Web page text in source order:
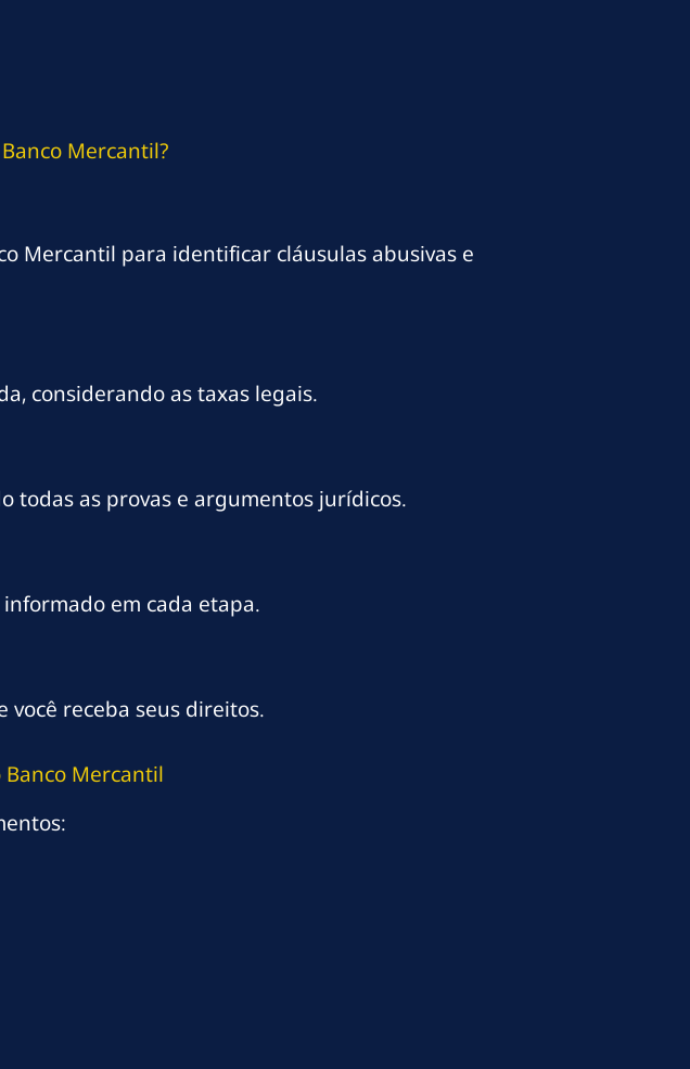
Mercantil?
Mercantil para identificar cláusulas abusivas e
considerando as taxas legais.
todas as provas e argumentos jurídicos.
em cada etapa.
você receba seus direitos.
Banco Mercantil